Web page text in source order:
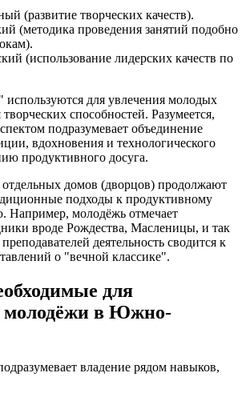
(развитие творческих качеств).
(методика проведения занятий подобно
(использование лидерских качеств по
используются для увлечения молодых
способностей. Разумеется,
подразумевает объединение
вдохновения и технологического
продуктивного досуга.
отдельных домов (дворцов) продолжают
подходы к продуктивному
Например, молодёжь отмечает
вроде Рождества, Масленицы, и так
деятельность сводится к
о "вечной классике".
для
молодёжи в Южно-
владение рядом навыков,